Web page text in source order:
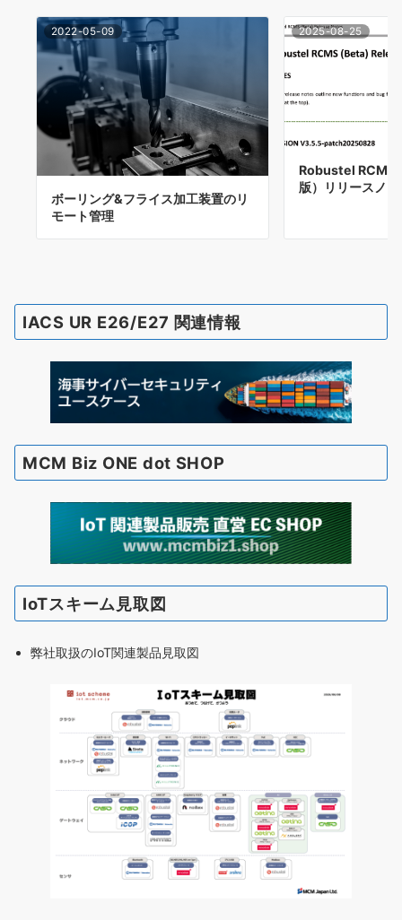
2022-05-09
ボーリング&フライス加工装置のリ
モート管理
2025-08-25
Robustel RCMS
版）リリースノ
IACS UR E26/E27 関連情報
MCM Biz ONE dot SHOP
IoTスキーム見取図
弊社取扱のIoT関連製品見取図